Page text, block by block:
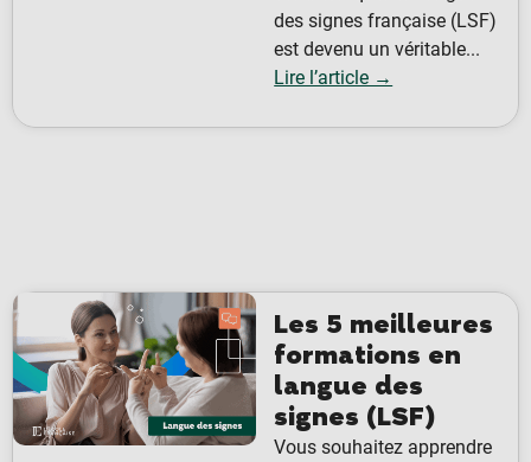
des signes française (LSF)
est devenu un véritable...
Lire l’article →
Les 5 meilleures
formations en
langue des
signes (LSF)
Vous souhaitez apprendre